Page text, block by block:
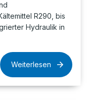
R290, bis
Hydraulik in
Weiterlesen